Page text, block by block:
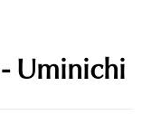
Uminichi